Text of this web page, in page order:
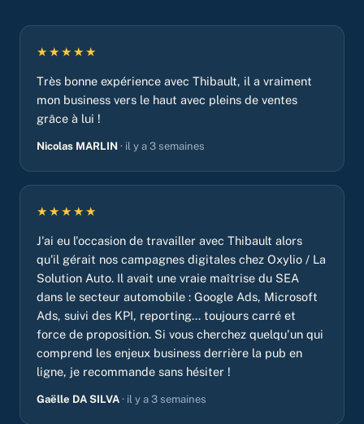
★★★★★
Très bonne expérience avec Thibault, il a vraiment
mon business vers le haut avec pleins de ventes
grâce à lui !
Nicolas MARLIN · il y a 3 semaines
★★★★★
J'ai eu l'occasion de travailler avec Thibault alors
qu'il gérait nos campagnes digitales chez Oxylio / La
Solution Auto. Il avait une vraie maîtrise du SEA
dans le secteur automobile : Google Ads, Microsoft
Ads, suivi des KPI, reporting... toujours carré et
force de proposition. Si vous cherchez quelqu'un qui
comprend les enjeux business derrière la pub en
ligne, je recommande sans hésiter !
Gaëlle DA SILVA · il y a 3 semaines